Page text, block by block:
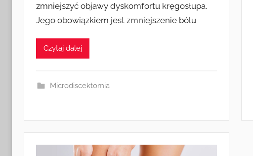
z
k
zmniejszyć objawy dyskomfortu kręgosłupa.
Jego obowiązkiem jest zmniejszenie bólu
Czytaj dalej
Microdiscektomia